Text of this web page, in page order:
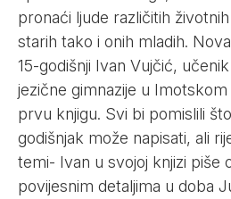
pronaći ljude različitih
starih tako i onih mladih.
15-godišnji Ivan Vujčić,
jezične gimnazije u
prvu knjigu. Svi bi pomislili
godišnjak može napisati, ali
temi- Ivan u svojoj knjizi piše
povijesnim detaljima u doba